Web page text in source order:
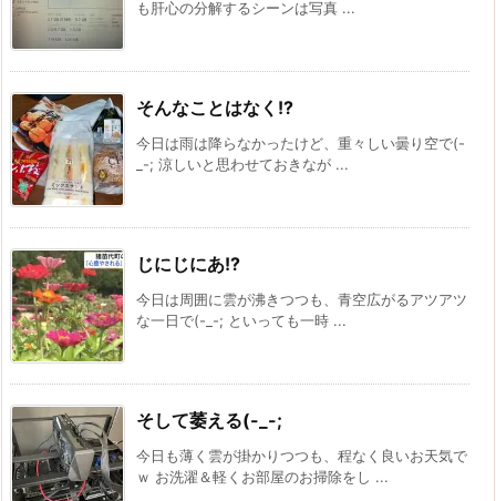
も肝心の分解するシーンは写真 ...
そんなことはなく!?
今日は雨は降らなかったけど、重々しい曇り空で(-
_-; 涼しいと思わせておきなが ...
じにじにあ!?
今日は周囲に雲が沸きつつも、青空広がるアツアツ
な一日で(-_-; といっても一時 ...
そして萎える(-_-;
今日も薄く雲が掛かりつつも、程なく良いお天気で
ｗ お洗濯＆軽くお部屋のお掃除をし ...